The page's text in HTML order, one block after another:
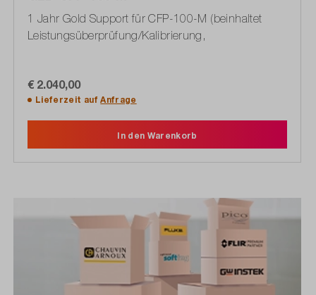
1 Jahr Gold Support für CFP-100-M (beinhaltet
Leistungsüberprüfung/Kalibrierung,
€ 2.040,00
Lieferzeit aufAnfrage
In den Warenkorb